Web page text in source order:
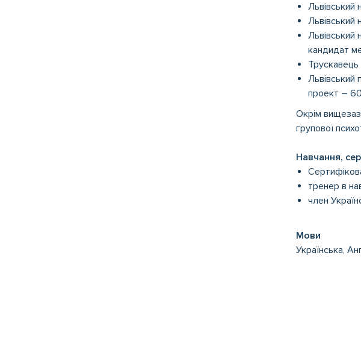
Львівський
Львівський
Львівський
кандидат
Трускавець
Львівський
проект –
Окрім
групової
Навчання,
тренер в
член
Мови
Українська,